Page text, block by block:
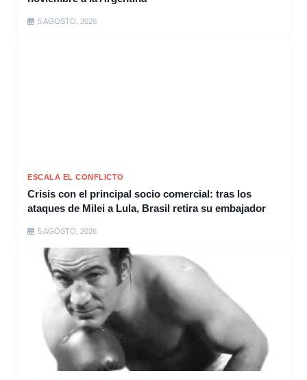
5 AGOSTO, 2026
ESCALA EL CONFLICTO
Crisis con el principal socio comercial: tras los
ataques de Milei a Lula, Brasil retira su embajador
5 AGOSTO, 2026